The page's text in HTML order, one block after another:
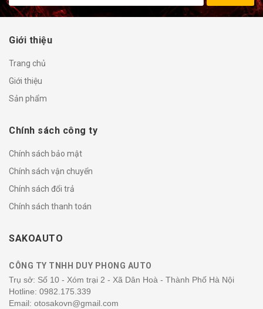
Giới thiệu
Trang chủ
Giới thiệu
Sản phẩm
Chính sách công ty
Chính sách bảo mật
Chính sách vận chuyển
Chính sách đổi trả
Chính sách thanh toán
SAKOAUTO
CÔNG TY TNHH DUY PHONG AUTO
Trụ sở: Số 10 - Xóm trại 2 - Xã Dân Hoà - Thành Phố Hà Nội
Hotline: 0982.175.339
Email: otosakovn@gmail.com